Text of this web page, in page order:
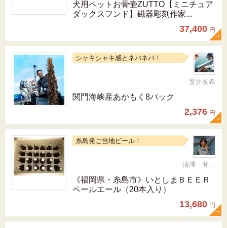
犬用ペットお骨壷ZUTTO【ミニチュア
ダックスフンド】磁器彫刻作家...
37,400 円
シャキシャキ感とネバネバ！
室井友希
関門海峡産あかもく8パック
2,376 円
糸島発ご当地ビール！
清澤 登希子
《福岡県・糸島市》いとしまＢＥＥＲ
ペールエール（20本入り）
13,680 円